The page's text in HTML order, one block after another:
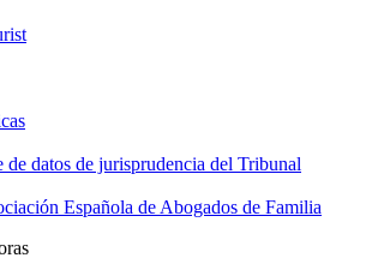
de datos de jurisprudencia del Tribunal
Española de Abogados de Familia